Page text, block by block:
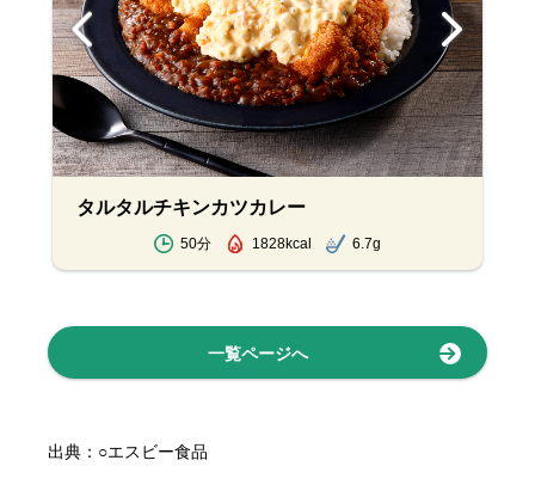
タルタルチキンカツカレー
50分 1828kcal 6.7g
一覧ページへ
出典：○エスビー食品